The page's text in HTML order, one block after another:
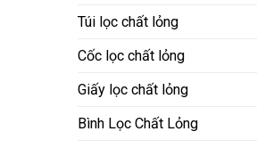
Túi lọc chất lỏng
Cốc lọc chất lỏng
Giấy lọc chất lỏng
Bình Lọc Chất Lỏng